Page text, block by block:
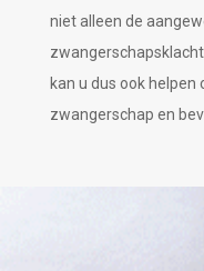
niet alleen de
kan u dus ook
zwangerschap en